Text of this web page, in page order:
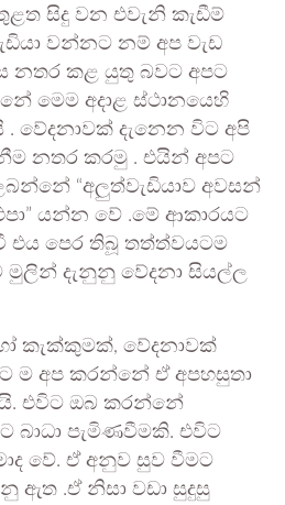
සිදු වන එවැනි කැඩීම්
වන්නට නම් අප වැඩ
නතර කළ යුතු බවට අපට
මෙම අදාළ ස්ථානයෙහි
වේදනාවක් දැනෙන විට අපි
නතර කරමු . එයින් අපට
“අලුත්වැඩියාව අවසන්
යන්න වේ .මේ ආකාරයට
එය පෙර තිබූ තත්ත්වයටම
මුලින් දැනුනු වේදනා සියල්ල
කැක්කුමක්, වේදනාවක්
ම අප කරන්නේ ඒ අපහසුතා
එවිට ඔබ කරන්නේ
බාධා පැමිණවීමකි. එවිට
වේ. ඒ අනුව සුව වීමට
ඇත .ඒ නිසා වඩා සුදුසු